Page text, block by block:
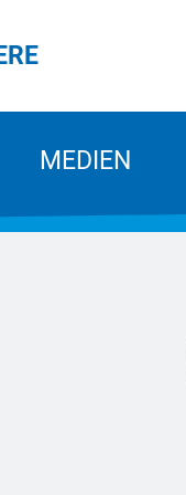
MEDIEN